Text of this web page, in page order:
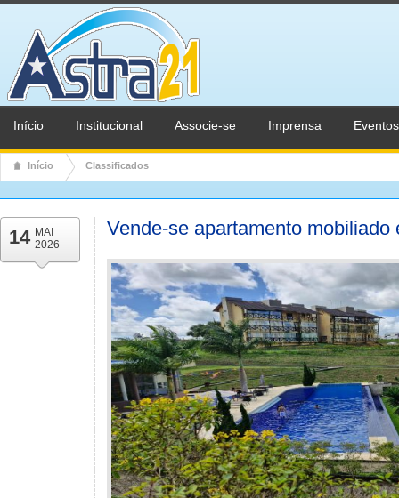
Início Institucional Associe-se Imprensa Eventos
Início Classificados
14 MAI
2026
Vende-se apartamento mobiliado